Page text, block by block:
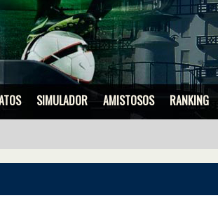
SIMULADOR AMISTOSOS RANKING